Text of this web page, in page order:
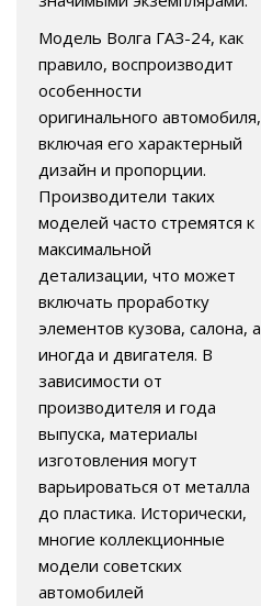
Модель Волга ГАЗ-24, как
правило, воспроизводит
особенности
оригинального автомобиля,
включая его характерный
дизайн и пропорции.
Производители таких
моделей часто стремятся к
максимальной
детализации, что может
включать проработку
элементов кузова, салона, а
иногда и двигателя. В
зависимости от
производителя и года
выпуска, материалы
изготовления могут
варьироваться от металла
до пластика. Исторически,
многие коллекционные
модели советских
автомобилей